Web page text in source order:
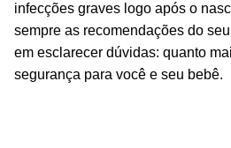
infecções graves logo após o
sempre as recomendações do
em esclarecer dúvidas: quanto
segurança para você e seu bebê.